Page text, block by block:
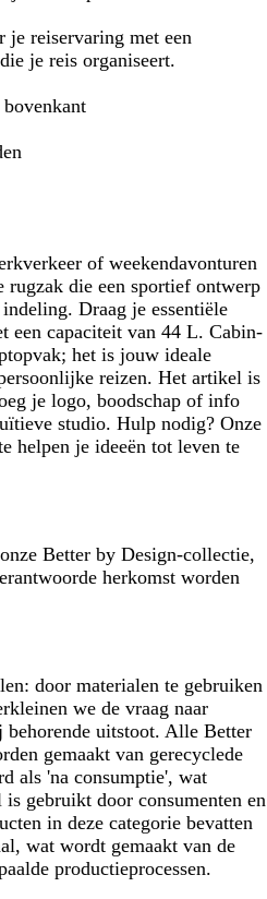
je reiservaring met een
je reis organiseert.
of weekendavonturen
die een sportief ontwerp
Draag je essentiële
een capaciteit van 44 L. Cabin-
het is jouw ideale
reizen. Het artikel is
je logo, boodschap of info
studio. Hulp nodig? Onze
helpen je ideeën tot leven te
Better by Design-collectie,
herkomst worden
door materialen te gebruiken
we de vraag naar
behorende uitstoot. Alle Better
gemaakt van gerecyclede
als 'na consumptie', wat
gebruikt door consumenten en
in deze categorie bevatten
wat wordt gemaakt van de
productieprocessen.